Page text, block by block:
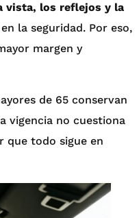
vista, los reflejos y la
la seguridad. Por eso,
margen y
de 65 conservan
vigencia no cuestiona
que todo sigue en